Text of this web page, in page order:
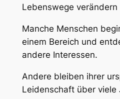
Lebenswege
Manche Menschen
einem Bereich und
andere Interessen.
Andere bleiben ihrer
Leidenschaft über viele